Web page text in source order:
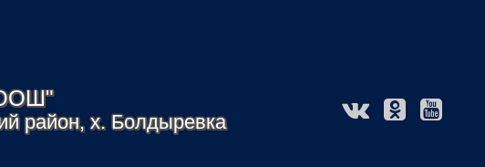
район, х. Болдыревка